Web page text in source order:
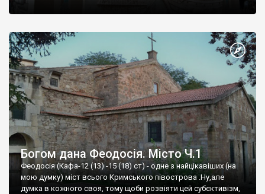
Богом дана Феодосія. Місто Ч.1
Феодосія (Кафа-12 (13) -15 (18) ст) - одне з найцікавіших (на
мою думку) міст всього Кримського півострова .Ну,але
думка в кожного своя, тому щоби розвіяти цей субєктивізм,